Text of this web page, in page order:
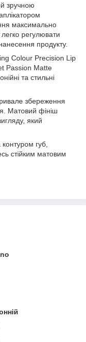
зручною
максимально
регулювати
продукту.
Colour Precision Lip
Passion Matte
та стильні
збереження
Матовий фініш
який
контуром губ,
стійким матовим